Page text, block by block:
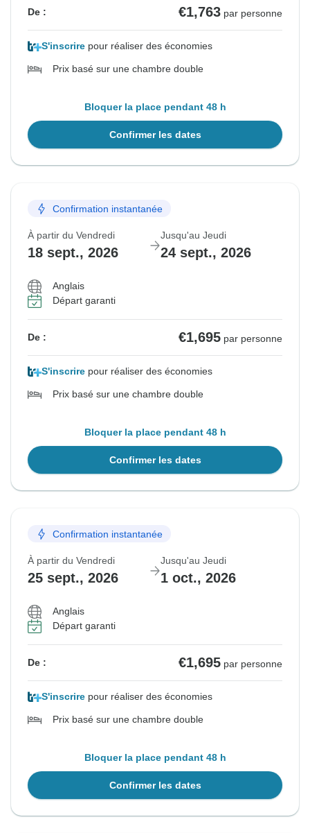
De : €1,763 par personne
S'inscrire pour réaliser des économies
Prix basé sur une chambre double
Bloquer la place pendant 48 h
Confirmer les dates
Confirmation instantanée
À partir du Vendredi
18 sept., 2026
Jusqu'au Jeudi
24 sept., 2026
Anglais
Départ garanti
De : €1,695 par personne
S'inscrire pour réaliser des économies
Prix basé sur une chambre double
Bloquer la place pendant 48 h
Confirmer les dates
Confirmation instantanée
À partir du Vendredi
25 sept., 2026
Jusqu'au Jeudi
1 oct., 2026
Anglais
Départ garanti
De : €1,695 par personne
S'inscrire pour réaliser des économies
Prix basé sur une chambre double
Bloquer la place pendant 48 h
Confirmer les dates